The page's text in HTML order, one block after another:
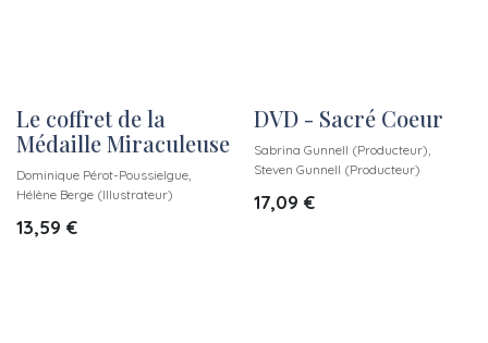
Le coffret de la
Médaille Miraculeuse
Dominique Pérot-Poussielgue,
Hélène Berge (Illustrateur)
13,59 €
DVD - Sacré Coeur
Sabrina Gunnell (Producteur),
Steven Gunnell (Producteur)
17,09 €